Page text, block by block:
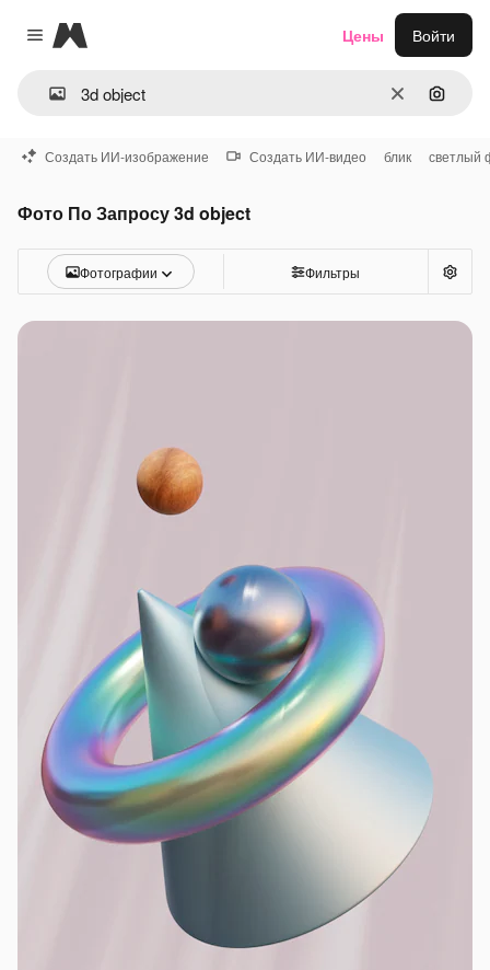
Close menu
Magnific
ОчиститьПоиск
Цены Войти
Создать ИИ-изображение Создать ИИ-видео блик светлый
Фото По Запросу 3d object
Фотографии Фильтры